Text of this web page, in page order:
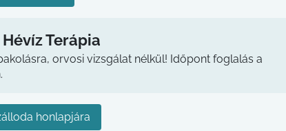
Terápia
orvosi vizsgálat nélkül! Időpont foglalás a
honlapjára